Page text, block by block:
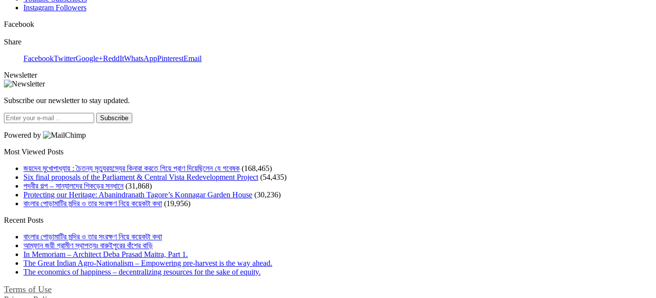
Instagram Followers
Facebook
Share
FacebookTwitterGoogle+ReddItWhatsAppPinterestEmail
Newsletter
Subscribe our newsletter to stay updated.
Subscribe
Powered by
Most Viewed Posts
জয়দেব মুখোপাধ্যায় : চৈতন্য মৃত্যুরহস্যের কিনারা করতে গিয়ে প্রাণ দিয়েছিলেন যে গবেষক (168,465)
Six final proposals of the Parliament & Central Vista Redevelopment Project (54,435)
পদবীর গল্প – সান্যালদের শিকড়ের সন্ধানে (31,868)
Protecting our Heritage: Abanindranath Tagore’s Konnagar Garden House (30,236)
বাংলার পোড়ামাটির মন্দির ও তার সংরক্ষণ নিয়ে কয়েকটা কথা (19,956)
Recent Posts
বাংলার পোড়ামাটির মন্দির ও তার সংরক্ষণ নিয়ে কয়েকটা কথা
আম্ফান জয়ী গ্রামীণ স্থাপত্যঃ বারুইপুরের বাঁশের বাড়ি
In Memoriam – Architect Deba Prasad Maitra, Part 1.
The Great Indian Agro-Nationalism – Empowering pre-harvest is the way ahead.
The economics of happiness – decentralizing resources for the sake of equity.
Terms of Use